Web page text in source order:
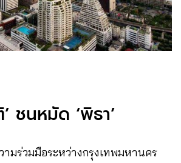
ชนหมัด ‘พิธา’
มร่วมมือระหว่างกรุงเทพมหานคร